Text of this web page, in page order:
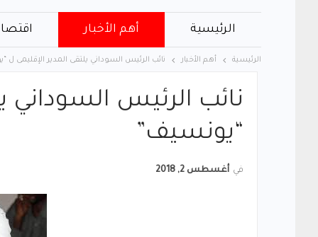
الرئيسية أهم الأخبار
الرئيسية أهم الأخبار نائب الرئيس السوداني يلتقى المدير الإقليمى ل
نائب الرئيس السوداني
“يونسيف”
في أغسطس 2, 2018